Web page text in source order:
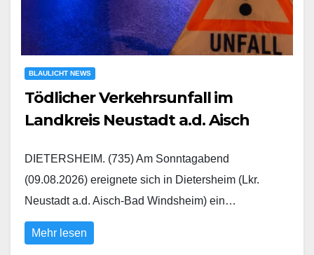
BLAULICHT NEWS
Tödlicher Verkehrsunfall im
Landkreis Neustadt a.d. Aisch
DIETERSHEIM. (735) Am Sonntagabend
(09.08.2026) ereignete sich in Dietersheim (Lkr.
Neustadt a.d. Aisch-Bad Windsheim) ein…
Mehr lesen